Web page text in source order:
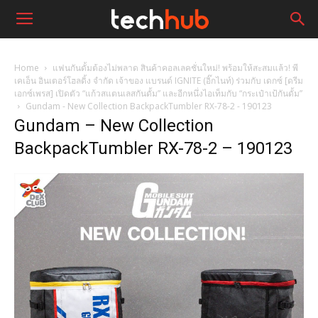
Home
แฟนกันดั้มต้องไม่พลาด สินค้าคอลเลคชั่นใหม่! พร้อมให้สะสมแล้ว! พี
เคเอ็น อินเตอร์โฮลดิ้ง จำกัด เจ้าของ แบรนด์ IGNITE (อิ๊กไนท์) ร่วมกับ เดกซ์ [ดรีม
เอกซ์เพรส] เปิดตัว “แก้วสแตนเลสกันดั้ม” และอีกหนึ่งไอเท็มกับ “กระเป๋าเป้กันดั้ม”
Gundam - New Collection BackpackTumbler RX-78-2 - 190123
Gundam – New Collection
BackpackTumbler RX-78-2 – 190123